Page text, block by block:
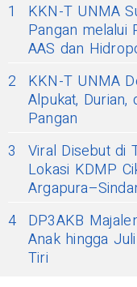
1
KKN-T UNMA
Pangan melalui
AAS dan
2
KKN-T UNMA
Alpukat, Durian,
Pangan
3
Viral Disebut di
Lokasi KDMP
4 DP3AKB
Anak hingga
Tiri